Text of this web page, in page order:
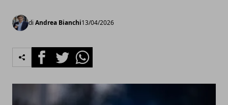
di Andrea Bianchi13/04/2026
FacebookTwitterWhatsapp